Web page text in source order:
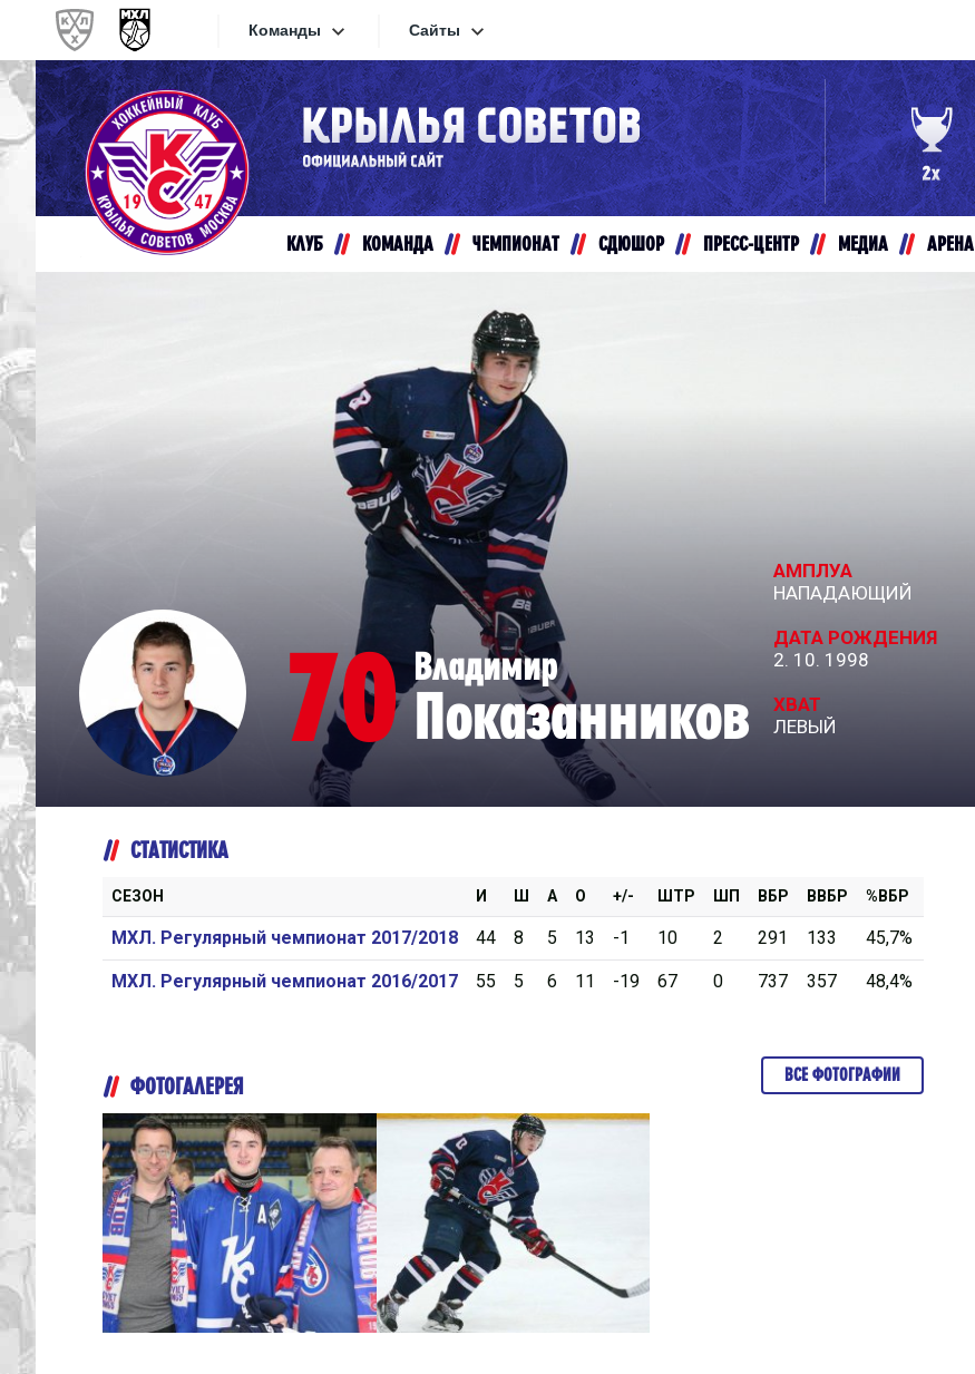
Команды
Конференция «Запад»
Дивизион Золотой
Академия Михайлова
МХК Динамо СПб
МХК Динамо-М
МХК Спартак
СКА-1946
Дивизион Серебряный
Академия СКА
АКМ-Юниор
Амурские Тигры
Красная Машина-Юниор
Крылья Советов
МХК Динамо-Карелия
МХК Спартак-МАХ
ХК Капитан
Конференция «Восток»
Дивизион Золотой
Авто
Дивизион Серебряный
Локо-76
МХК Молот
Реактор
Сибирские Cнайперы
Спутник Ал
Сайты
Сайты
Видеотрансляции
Хайлайты
Интернет-магазин
Приложение МХЛ
КЛУБ КОМАНДА ЧЕМПИОНАТ СДЮШОР ПРЕСС-ЦЕНТР МЕДИА АРЕНА
70 Владимир
Показанников
АМПЛУА
НАПАДАЮЩИЙ
ДАТА РОЖДЕНИЯ
2. 10. 1998
ХВАТ
ЛЕВЫЙ
СТАТИСТИКА
СЕЗОН И Ш А О +/- ШТР ШП ВБР ВВБР %ВБР
МХЛ. Регулярный чемпионат 2017/2018 44 8 5 13 -1 10 2 291 133 45,7%
МХЛ. Регулярный чемпионат 2016/2017 55 5 6 11 -19 67 0 737 357 48,4%
ФОТОГАЛЕРЕЯ ВСЕ ФОТОГРАФИИ